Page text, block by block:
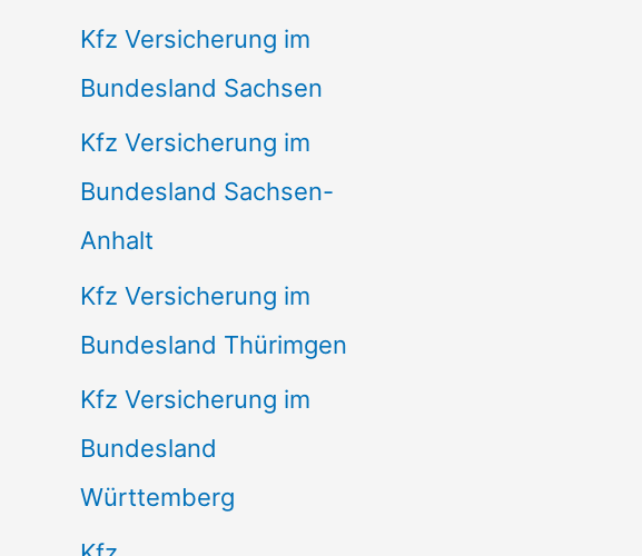
Kfz Versicherung im
Bundesland Sachsen
Kfz Versicherung im
Bundesland Sachsen-
Anhalt
Kfz Versicherung im
Bundesland Thürimgen
Kfz Versicherung im
Bundesland
Württemberg